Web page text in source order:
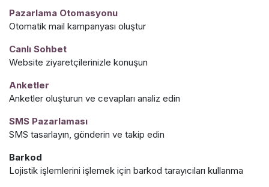
Pazarlama Otomasyonu
Otomatik mail kampanyası oluştur
Canlı Sohbet
Website ziyaretçilerinizle konuşun
Anketler
Anketler oluşturun ve cevapları analiz edin
SMS Pazarlaması
SMS tasarlayın, gönderin ve takip edin
Barkod
Lojistik işlemlerini işlemek için barkod tarayıcıları kullanma